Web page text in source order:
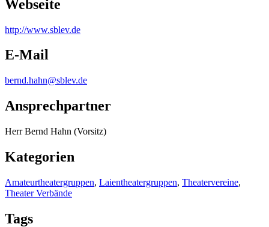
Webseite
http://www.sblev.de
E-Mail
bernd.hahn@sblev.de
Ansprechpartner
Herr Bernd Hahn (Vorsitz)
Kategorien
Amateurtheatergruppen, Laientheatergruppen, Theatervereine,
Theater Verbände
Tags